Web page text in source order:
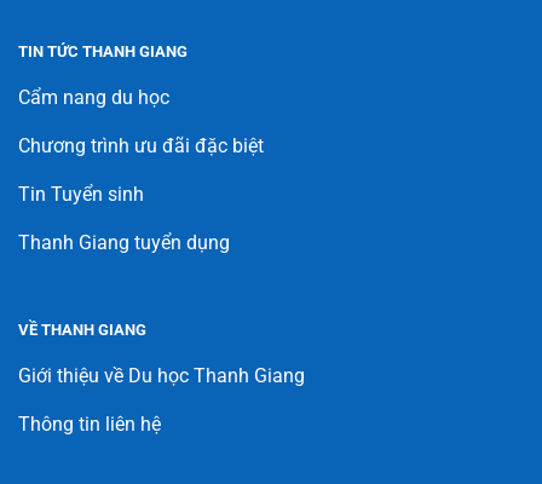
TIN TỨC THANH GIANG
Cẩm nang du học
Chương trình ưu đãi đặc biệt
Tin Tuyển sinh
Thanh Giang tuyển dụng
VỀ THANH GIANG
Giới thiệu về Du học Thanh Giang
Thông tin liên hệ